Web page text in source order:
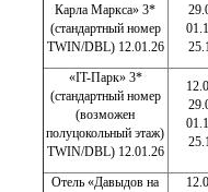
Карла Маркса» 3*
(стандартный номер
TWIN/DBL) 12.01.26
«IT-Парк» 3*
(стандартный номер
(возможен
полуцокольный этаж)
TWIN/DBL) 12.01.26
Отель «Давыдов на